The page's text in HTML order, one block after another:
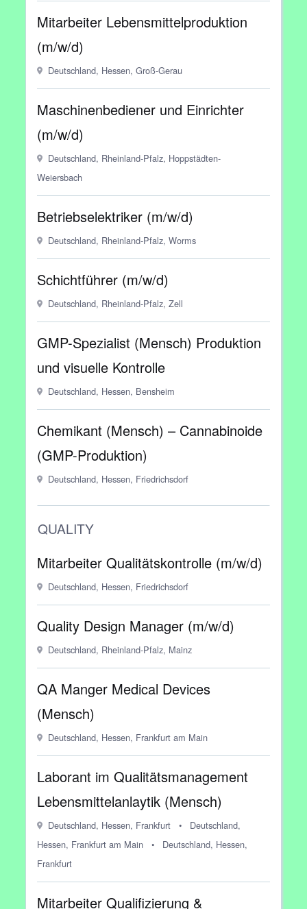
Mitarbeiter Lebensmittelproduktion
(m/w/d)
Deutschland, Hessen, Groß-Gerau
Maschinenbediener und Einrichter
(m/w/d)
Deutschland, Rheinland-Pfalz, Hoppstädten-
Weiersbach
Betriebselektriker (m/w/d)
Deutschland, Rheinland-Pfalz, Worms
Schichtführer (m/w/d)
Deutschland, Rheinland-Pfalz, Zell
GMP-Spezialist (Mensch) Produktion
und visuelle Kontrolle
Deutschland, Hessen, Bensheim
Chemikant (Mensch) – Cannabinoide
(GMP-Produktion)
Deutschland, Hessen, Friedrichsdorf
QUALITY
Mitarbeiter Qualitätskontrolle (m/w/d)
Deutschland, Hessen, Friedrichsdorf
Quality Design Manager (m/w/d)
Deutschland, Rheinland-Pfalz, Mainz
QA Manger Medical Devices
(Mensch)
Deutschland, Hessen, Frankfurt am Main
Laborant im Qualitätsmanagement
Lebensmittelanlaytik (Mensch)
Deutschland, Hessen, Frankfurt •
Deutschland,
Hessen, Frankfurt am Main
•
Deutschland, Hessen,
Frankfurt
Mitarbeiter Qualifizierung &